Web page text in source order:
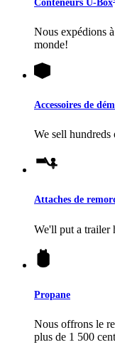
Conteneurs U-Box
Nous expédions
monde!
Accessoires de
We sell
Attaches de
We'll put a trailer
Propane
Nous offrons le
plus de 1 500